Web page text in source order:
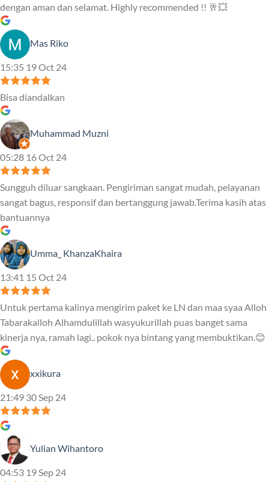
dengan aman dan selamat. Highly recommended !! 🥂💥
Mas Riko
15:35 19 Oct 24
Bisa diandalkan
Muhammad Muzni
05:28 16 Oct 24
Sungguh diluar sangkaan. Pengiriman sangat mudah, pelayanan
sangat bagus, responsif dan bertanggung jawab.Terima kasih atas
bantuannya
Umma_ KhanzaKhaira
13:41 15 Oct 24
Untuk pertama kalinya mengirim paket ke LN dan maa syaa Alloh
Tabarakalloh Alhamdulillah wasyukurillah puas banget sama
kinerja nya, ramah lagi.. pokok nya bintang yang membuktikan.😊
xxikura
21:49 30 Sep 24
Yulian Wihantoro
04:53 19 Sep 24